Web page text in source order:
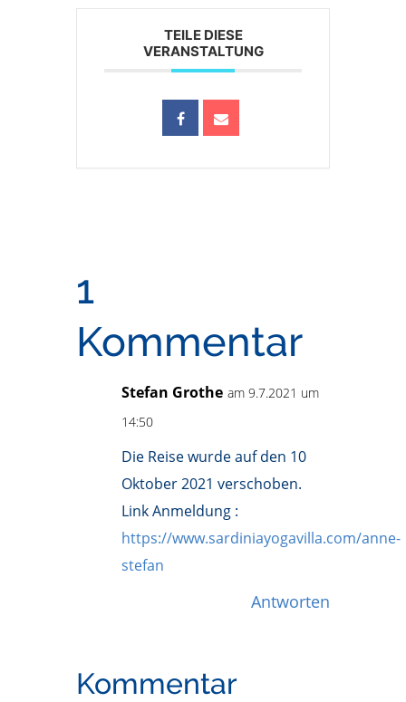
TEILE DIESE
VERANSTALTUNG
1
Kommentar
Stefan Grothe am 9.7.2021 um
14:50
Die Reise wurde auf den 10
Oktober 2021 verschoben.
Link Anmeldung :
https://www.sardiniayogavilla.com/anne-
stefan
Antworten
Kommentar